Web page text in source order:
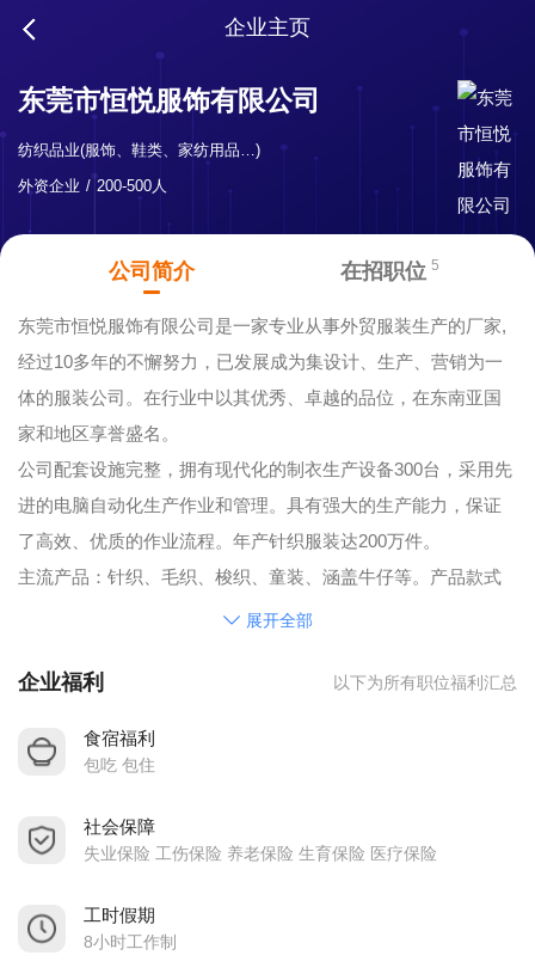
企业主页
东莞市恒悦服饰有限公司
纺织品业(服饰、鞋类、家纺用品…)
外资企业
200-500人
公司简介 在招职位 5
东莞市恒悦服饰有限公司是一家专业从事外贸服装生产的厂家,
经过10多年的不懈努力，已发展成为集设计、生产、营销为一
体的服装公司。在行业中以其优秀、卓越的品位，在东南亚国
家和地区享誉盛名。
公司配套设施完整，拥有现代化的制衣生产设备300台，采用先
进的电脑自动化生产作业和管理。具有强大的生产能力，保证
了高效、优质的作业流程。年产针织服装达200万件。
主流产品：针织、毛织、梭织、童装、涵盖牛仔等。产品款式
时尚、独特、简约、前卫，紧贴潮流。
原则为广大客户提供优质的服务。
业的凝聚力，全面提升企业员工的素质，建设繁荣、充满关爱
展开全部
企业福利 以下为所有职位福利汇总
食宿福利
包吃 包住
社会保障
失业保险 工伤保险 养老保险 生育保险 医疗保险
工时假期
8小时工作制